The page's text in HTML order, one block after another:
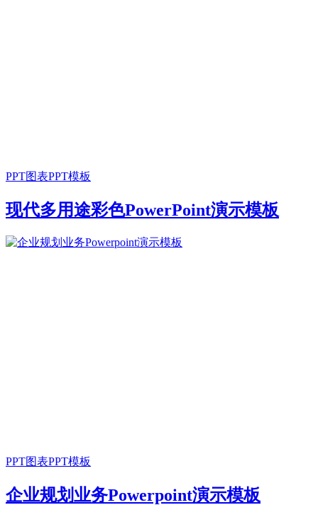
PPT图表PPT模板
现代多用途彩色PowerPoint演示模板
PPT图表PPT模板
企业规划业务Powerpoint演示模板